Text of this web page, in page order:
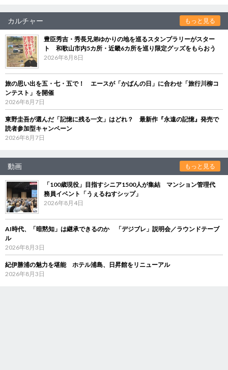
カルチャー もっと見る
豊臣秀吉・秀長兄弟ゆかりの地を巡るスタンプラリーがスター
ト 和歌山市内5カ所・近畿6カ所を巡り限定グッズをもらおう
2026年8月8日
旅の思い出を五・七・五で！ エースが「かばんの日」に合わせ「旅行川柳コ
ンテスト」を開催
2026年8月7日
東野圭吾が選んだ「記憶に残る一文」はどれ？ 最新作『永遠の記憶』発売で
読者参加型キャンペーン
2026年8月7日
動画 もっと見る
「100歳現役」目指すシニア1500人が集結 マンション管理代
務員イベント「うぇるねすシップ」
2026年8月4日
AI時代、「暗黙知」は継承できるのか 「デジブレ」説明会／ラウンドテーブ
ル
2026年8月3日
紀伊勝浦の魅力を堪能 ホテル浦島、日昇館をリニューアル
2026年8月3日